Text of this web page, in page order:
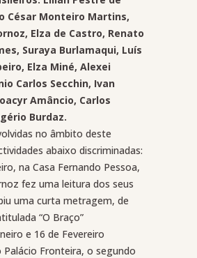
César Monteiro Martins,
Elza de Castro, Renato
Suraya Burlamaqui, Luís
Elza Miné, Alexei
Carlos Secchin, Ivan
Amâncio, Carlos
Burdaz.
no âmbito deste
abaixo discriminadas:
na Casa Fernando Pessoa,
fez uma leitura dos seus
uma curta metragem, de
“O Braço”
e 16 de Fevereiro
Palácio Fronteira, o segundo